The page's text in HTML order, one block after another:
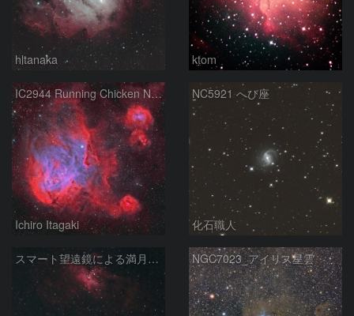
hltanaka ktom
IC2944 Running Chicken Nebula
Ichiro Itagaki
NC5921 へび座
化石職人
スマート望遠鏡による満月下の星雲（M16,NGC6960） NGC7023_アイリス星雲